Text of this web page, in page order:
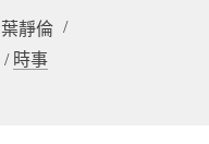
葉靜倫
/ 時事